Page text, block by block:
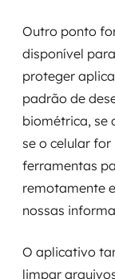
Outro ponto
disponível
proteger
padrão de
biométrica, se
se o celular
ferramentas
remotamente
nossas
O aplicativo
limpar